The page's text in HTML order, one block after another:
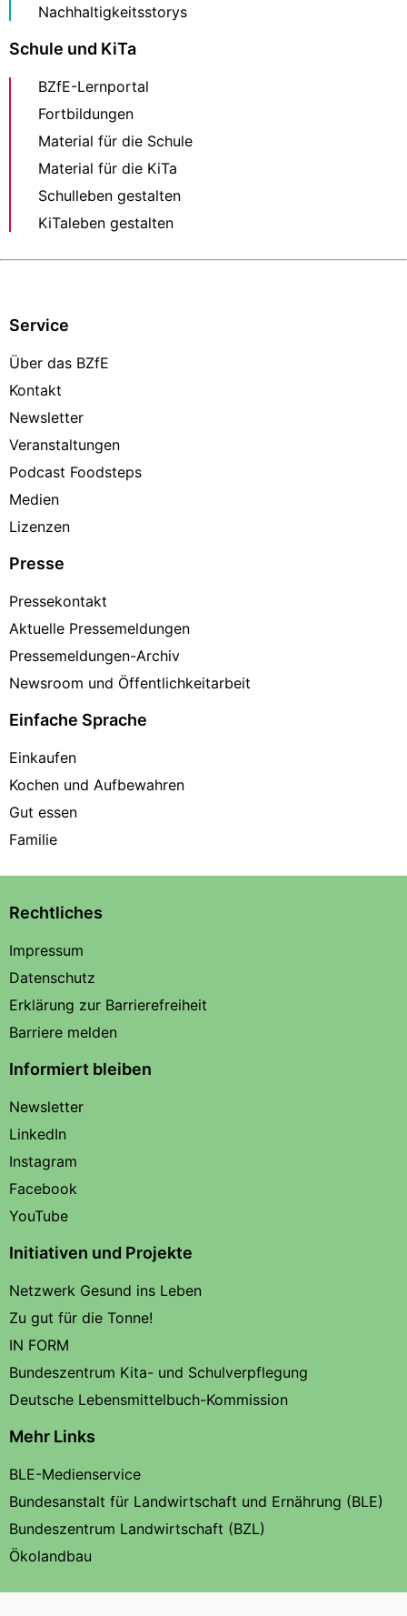
Nachhaltigkeitsstorys
Schule und KiTa
BZfE-Lernportal
Fortbildungen
Material für die Schule
Material für die KiTa
Schulleben gestalten
KiTaleben gestalten
Service
Über das BZfE
Kontakt
Newsletter
Veranstaltungen
Podcast Foodsteps
Medien
Lizenzen
Presse
Pressekontakt
Aktuelle Pressemeldungen
Pressemeldungen-Archiv
Newsroom und Öffentlichkeitarbeit
Einfache Sprache
Einkaufen
Kochen und Aufbewahren
Gut essen
Familie
Rechtliches
Impressum
Datenschutz
Erklärung zur Barrierefreiheit
Barriere melden
Informiert bleiben
Newsletter
LinkedIn
Instagram
Facebook
YouTube
Initiativen und Projekte
Netzwerk Gesund ins Leben
Zu gut für die Tonne!
IN FORM
Bundeszentrum Kita- und Schulverpflegung
Deutsche Lebensmittelbuch-Kommission
Mehr Links
BLE-Medienservice
Bundesanstalt für Landwirtschaft und Ernährung (BLE)
Bundeszentrum Landwirtschaft (BZL)
Ökolandbau